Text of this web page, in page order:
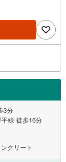
3分
線 徒歩16分
クリート